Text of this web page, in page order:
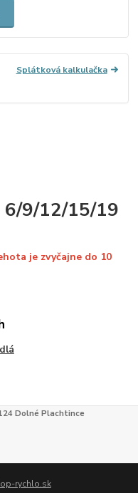
Splátková kalkulačka
9/12/15/19
je zvyčajne do 10
Dolné Plachtince
rychlo.sk